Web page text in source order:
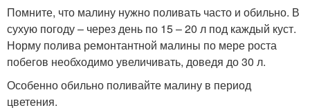
Помните, что малину нужно поливать часто и обильно. В
сухую погоду – через день по 15 – 20 л под каждый куст.
Норму полива ремонтантной малины по мере роста
побегов необходимо увеличивать, доведя до 30 л.
Особенно обильно поливайте малину в период
цветения.